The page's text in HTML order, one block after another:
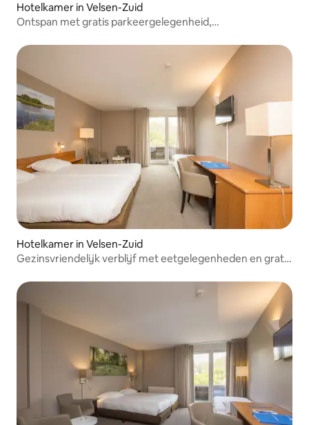
Hotelkamer in Velsen-Zuid
Ontspan met gratis parkeergelegenheid,
Hotelkamer in Velsen-Zuid
Gezinsvriendelijk verblijf met eetgelegenheden en gratis